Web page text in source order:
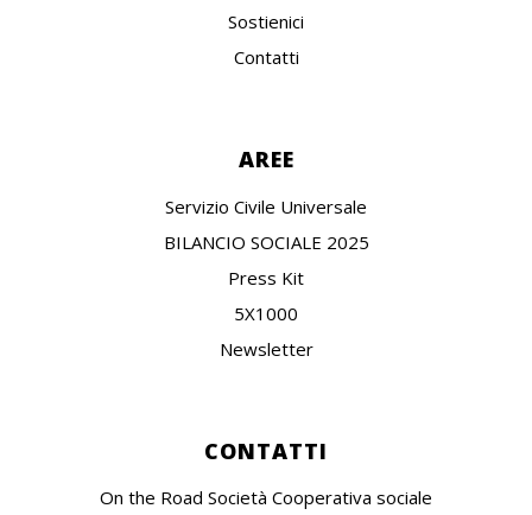
Sostienici
Contatti
AREE
Servizio Civile Universale
BILANCIO SOCIALE 2025
Press Kit
5X1000
Newsletter
CONTATTI
On the Road Società Cooperativa sociale